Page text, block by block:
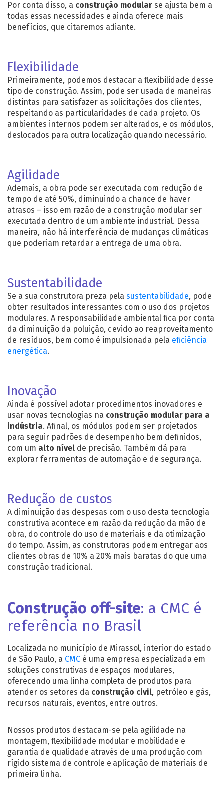
Por conta disso, a construção modular se ajusta bem a
todas essas necessidades e ainda oferece mais
benefícios, que citaremos adiante.
Flexibilidade
Primeiramente, podemos destacar a flexibilidade desse
tipo de construção. Assim, pode ser usada de maneiras
distintas para satisfazer as solicitações dos clientes,
respeitando as particularidades de cada projeto. Os
ambientes internos podem ser alterados, e os módulos,
deslocados para outra localização quando necessário.
Agilidade
Ademais, a obra pode ser executada com redução de
tempo de até 50%, diminuindo a chance de haver
atrasos – isso em razão de a construção modular ser
executada dentro de um ambiente industrial. Dessa
maneira, não há interferência de mudanças climáticas
que poderiam retardar a entrega de uma obra.
Sustentabilidade
Se a sua construtora preza pela sustentabilidade, pode
obter resultados interessantes com o uso dos projetos
modulares. A responsabilidade ambiental fica por conta
da diminuição da poluição, devido ao reaproveitamento
de resíduos, bem como é impulsionada pela eficiência
energética.
Inovação
Ainda é possível adotar procedimentos inovadores e
usar novas tecnologias na construção modular para a
indústria. Afinal, os módulos podem ser projetados
para seguir padrões de desempenho bem definidos,
com um alto nível de precisão. Também dá para
explorar ferramentas de automação e de segurança.
Redução de custos
A diminuição das despesas com o uso desta tecnologia
construtiva acontece em razão da redução da mão de
obra, do controle do uso de materiais e da otimização
do tempo. Assim, as construtoras podem entregar aos
clientes obras de 10% a 20% mais baratas do que uma
construção tradicional.
Construção off-site: a CMC é
referência no Brasil
Localizada no município de Mirassol, interior do estado
de São Paulo, a CMC é uma empresa especializada em
soluções construtivas de espaços modulares,
oferecendo uma linha completa de produtos para
atender os setores da construção civil, petróleo e gás,
recursos naturais, eventos, entre outros.
Nossos produtos destacam-se pela agilidade na
montagem, flexibilidade modular e mobilidade e
garantia de qualidade através de uma produção com
rígido sistema de controle e aplicação de materiais de
primeira linha.